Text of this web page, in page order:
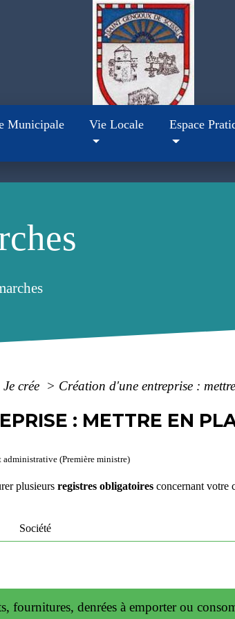
Municipale Vie Locale Espace
Je crée > Création d'une entreprise :
: METTRE EN
(Première ministre)
plusieurs registres obligatoires concernant votre
Société
fournitures, denrées à emporter ou